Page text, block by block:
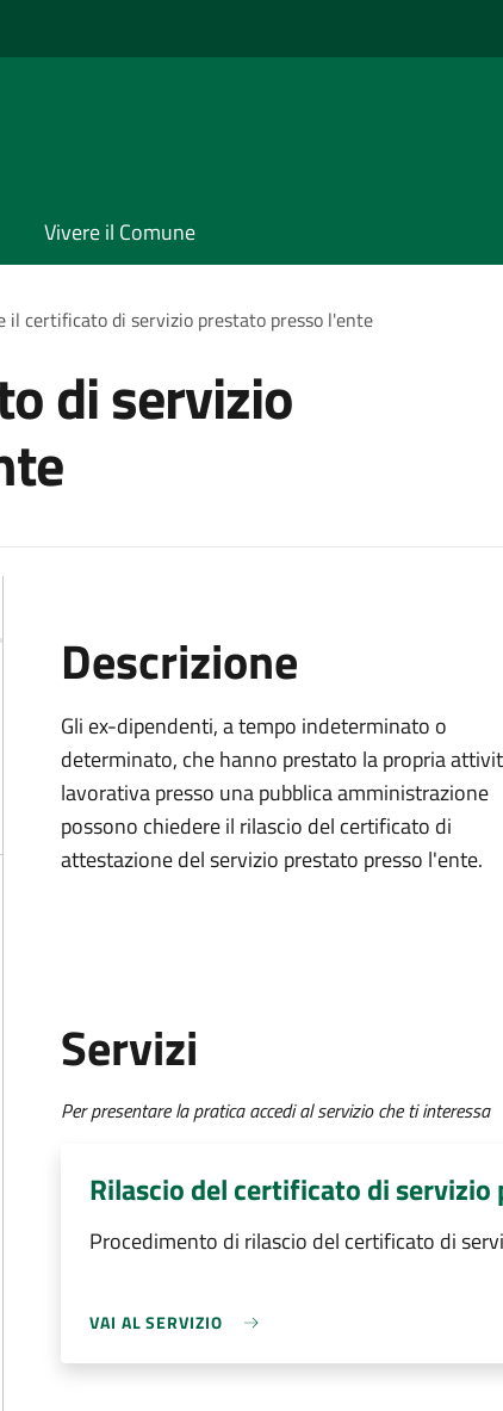
Vivere il Comune
il certificato di servizio prestato presso l'ente
di servizio
Descrizione
Gli ex-dipendenti, a tempo indeterminato o
determinato, che hanno prestato la propria
lavorativa presso una pubblica amministrazione
possono chiedere il rilascio del certificato di
attestazione del servizio prestato presso l'ente.
Servizi
Per presentare la pratica accedi al servizio che ti interessa
Rilascio del certificato di
Procedimento di rilascio del certificato di
VAI AL SERVIZIO